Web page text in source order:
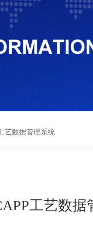
艺数据管理系统
工艺数据